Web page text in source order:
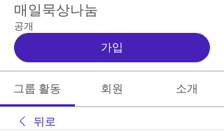
매일묵상나눔
공개
가입
그룹 활동 회원 소개
뒤로